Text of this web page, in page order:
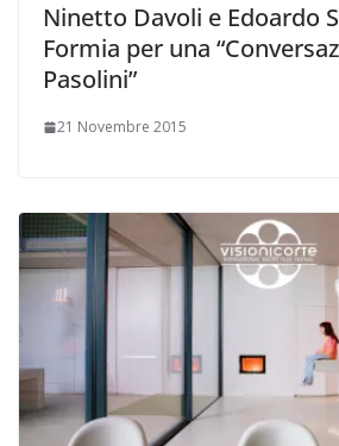
Ninetto Davoli e Edoardo
Formia per una
Pasolini”
21 Novembre 2015